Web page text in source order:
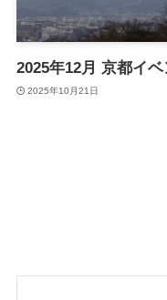
2025年12月 京都イ
2025年10月21日